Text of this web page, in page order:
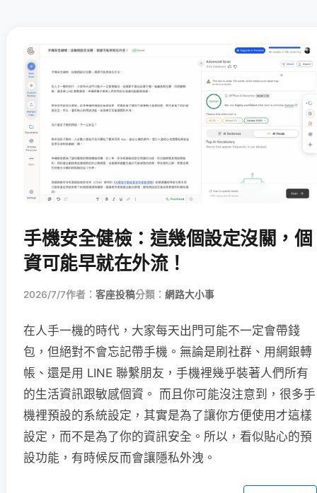
手機安全健檢：這幾個設定沒關，個
資可能早就在外流！
2026/7/7作者： 客座投稿分類： 網路大小事
在人手一機的時代，大家每天出門可能不一定會帶錢
包，但絕對不會忘記帶手機。無論是刷社群、用網銀轉
帳、還是用 LINE 聯繫朋友，手機裡幾乎裝著人們所有
的生活資訊跟敏感個資。 而且你可能沒注意到，很多手
機裡預設的系統設定，其實是為了讓你方便使用才這樣
設定，而不是為了你的資訊安全。所以，看似貼心的預
設功能，有時候反而會讓隱私外洩。